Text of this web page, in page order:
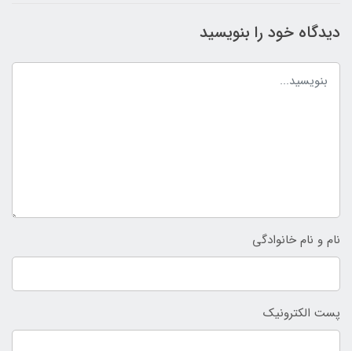
دیدگاه خود را بنویسید
نام و نام خانوادگی
پست الکترونیک